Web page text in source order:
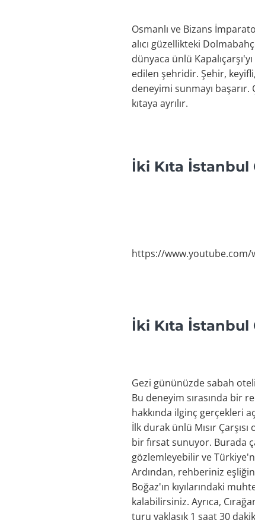
Osmanlı ve Bizans
alıcı güzellikteki
dünyaca ünlü
edilen şehridir. Şehir,
deneyimi sunmayı
kıtaya ayrılır.
İki Kıta İstanbul
https://www.youtube.com/
İki Kıta İstanbul
Gezi gününüzde sabah
Bu deneyim sırasında bir
hakkında ilginç gerçekleri
İlk durak ünlü Mısır
bir fırsat sunuyor. Burada
gözlemleyebilir ve
Ardından, rehberiniz
Boğaz'ın kıyılarındaki
kalabilirsiniz. Ayrıca,
turu yaklaşık 1 saat 30